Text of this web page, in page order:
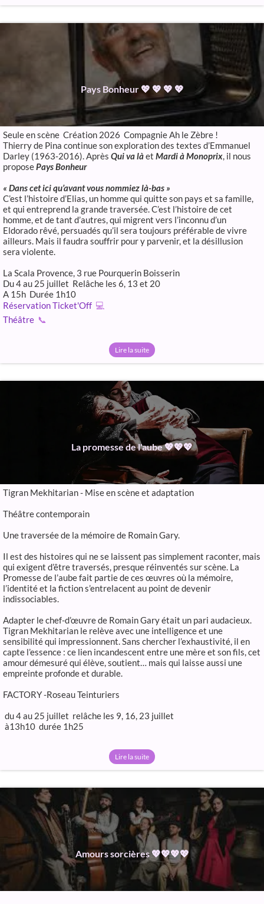
Pays Bonheur 💖 💖 💖 💖
Seule en scène Création 2026 Compagnie Ah le Zèbre !
Thierry de Pina continue son exploration des textes d’Emmanuel
Darley (1963‑2016). Après Qui va làet Mardi à Monoprix, il nous
proposePaysBonheur
« Dans cet ici qu’avant vous nommiez là-bas »
C’est l’histoire d’Elias, un homme qui quitte son pays et sa famille,
et qui entreprend la grande traversée. C’est l’histoire de cet
homme, et de tant d’autres, qui migrent vers l’inconnu d’un
Eldorado rêvé, persuadés qu’il sera toujours préférable de vivre
ailleurs. Mais il faudra souffrir pour y parvenir, et la désillusion
sera violente.
La Scala Provence, 3 rue Pourquerin Boisserin
Du 4 au 25 juillet Relâche les 6, 13 et 20
A 15h Durée 1h10
Réservation Ticket'Off 💻
Théâtre 📞
Lire la suite
La promesse de l'aube 💖💖💖
Tigran Mekhitarian - Mise en scène et adaptation
Théâtre contemporain
Une traversée de la mémoire de Romain Gary.
Il est des histoires qui ne se laissent pas simplement raconter, mais
qui exigent d’être traversés, presque réinventés sur scène. La
Promesse de l’aube fait partie de ces œuvres où la mémoire,
l’identité et la fiction s’entrelacent au point de devenir
indissociables.
Adapter le chef-d’œuvre de Romain Gary était un pari audacieux.
Tigran Mekhitarian le relève avec une intelligence et une
sensibilité qui impressionnent. Sans chercher l’exhaustivité, il en
capte l’essence : ce lien incandescent entre une mère et son fils, cet
amour démesuré qui élève, soutient… mais qui laisse aussi une
empreinte profonde et durable.
FACTORY -Roseau Teinturiers
du 4 au 25 juillet relâche les 9, 16, 23 juillet
à13h10 durée 1h25
Lire la suite
Amours sorcières 💖💖💖💖